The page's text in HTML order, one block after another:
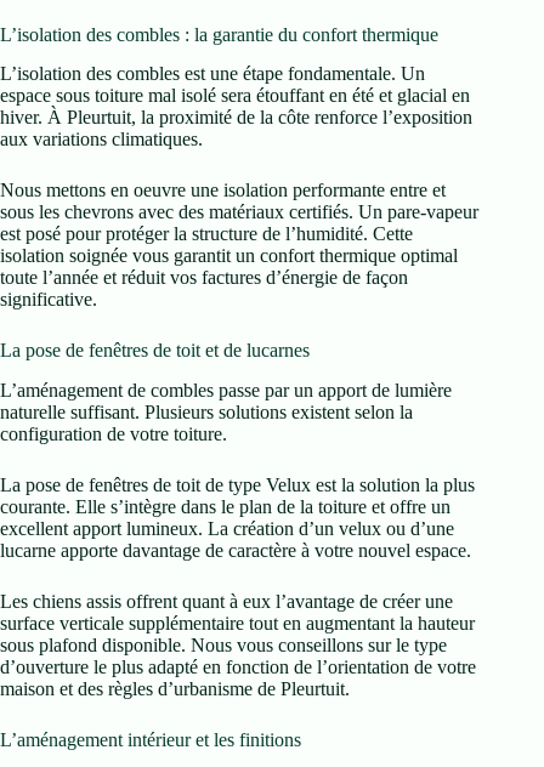
L’isolation des combles : la garantie du confort thermique
L’isolation des combles est une étape fondamentale. Un
espace sous toiture mal isolé sera étouffant en été et glacial en
hiver. À Pleurtuit, la proximité de la côte renforce l’exposition
aux variations climatiques.
Nous mettons en oeuvre une isolation performante entre et
sous les chevrons avec des matériaux certifiés. Un pare-vapeur
est posé pour protéger la structure de l’humidité. Cette
isolation soignée vous garantit un confort thermique optimal
toute l’année et réduit vos factures d’énergie de façon
significative.
La pose de fenêtres de toit et de lucarnes
L’aménagement de combles passe par un apport de lumière
naturelle suffisant. Plusieurs solutions existent selon la
configuration de votre toiture.
La pose de fenêtres de toit de type Velux est la solution la plus
courante. Elle s’intègre dans le plan de la toiture et offre un
excellent apport lumineux. La création d’un velux ou d’une
lucarne apporte davantage de caractère à votre nouvel espace.
Les chiens assis offrent quant à eux l’avantage de créer une
surface verticale supplémentaire tout en augmentant la hauteur
sous plafond disponible. Nous vous conseillons sur le type
d’ouverture le plus adapté en fonction de l’orientation de votre
maison et des règles d’urbanisme de Pleurtuit.
L’aménagement intérieur et les finitions